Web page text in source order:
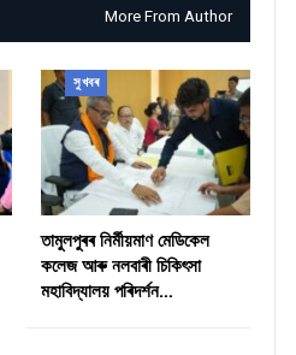
More From Author
সুখবৰ
তামুলপুৰৰ নিৰ্মীয়মাণ মেডিকেল
কলেজ আৰু নলবাৰী চিকিৎসা
মহাবিদ্যালয় পৰিদৰ্শন…